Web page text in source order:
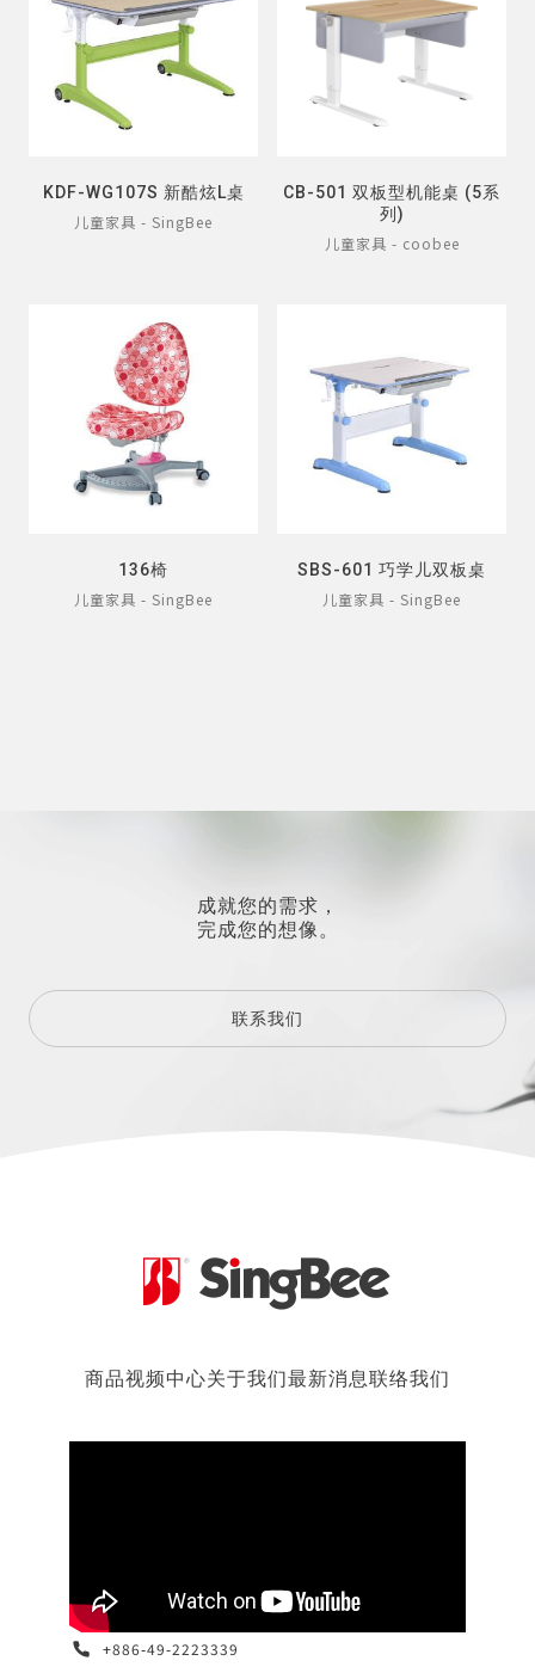
KDF-WG107S 新酷炫L桌
儿童家具 - SingBee
CB-501 双板型机能桌 (5系
列)
儿童家具 - coobee
136椅
儿童家具 - SingBee
SBS-601 巧学儿双板桌
儿童家具 - SingBee
成就您的需求，
完成您的想像。
联系我们
商品视频中心关于我们最新消息联络我们
+886-49-2223339